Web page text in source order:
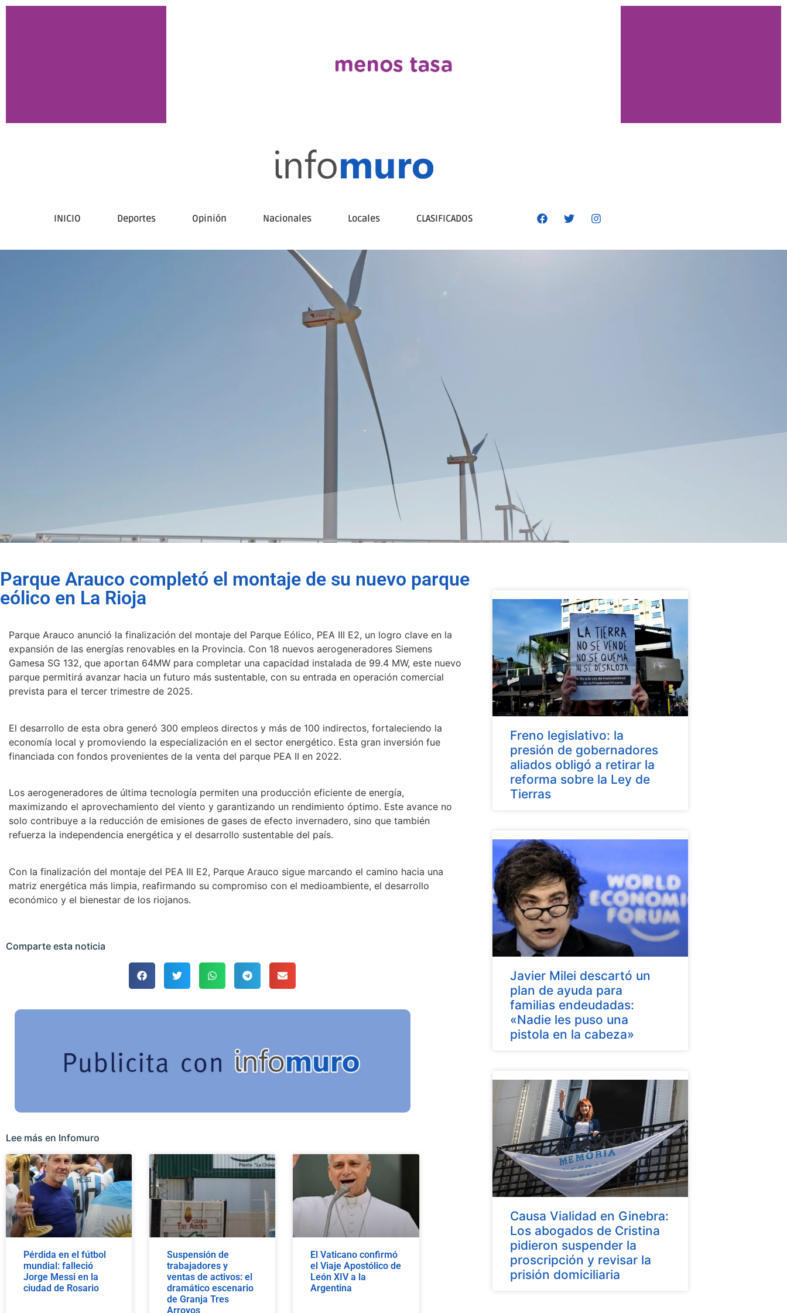
INICIO Deportes Opinión Nacionales Locales CLASIFICADOS
Parque Arauco completó el montaje de su nuevo parque
eólico en La Rioja
Parque Arauco anunció la finalización del montaje del Parque Eólico, PEA III E2, un logro clave en la
expansión de las energías renovables en la Provincia. Con 18 nuevos aerogeneradores Siemens
Gamesa SG 132, que aportan 64MW para completar una capacidad instalada de 99.4 MW, este nuevo
parque permitirá avanzar hacia un futuro más sustentable, con su entrada en operación comercial
prevista para el tercer trimestre de 2025.
El desarrollo de esta obra generó 300 empleos directos y más de 100 indirectos, fortaleciendo la
economía local y promoviendo la especialización en el sector energético. Esta gran inversión fue
financiada con fondos provenientes de la venta del parque PEA II en 2022.
Los aerogeneradores de última tecnología permiten una producción eficiente de energía,
maximizando el aprovechamiento del viento y garantizando un rendimiento óptimo. Este avance no
solo contribuye a la reducción de emisiones de gases de efecto invernadero, sino que también
refuerza la independencia energética y el desarrollo sustentable del país.
Con la finalización del montaje del PEA III E2, Parque Arauco sigue marcando el camino hacia una
matriz energética más limpia, reafirmando su compromiso con el medioambiente, el desarrollo
económico y el bienestar de los riojanos.
Comparte esta noticia
Lee más en Infomuro
Pérdida en el fútbol
mundial: falleció
Jorge Messi en la
ciudad de Rosario
Suspensión de
trabajadores y
ventas de activos: el
dramático escenario
de Granja Tres
Arroyos
El Vaticano confirmó
el Viaje Apostólico de
León XIV a la
Argentina
Freno legislativo: la
presión de gobernadores
aliados obligó a retirar la
reforma sobre la Ley de
Tierras
Javier Milei descartó un
plan de ayuda para
familias endeudadas:
«Nadie les puso una
pistola en la cabeza»
Causa Vialidad en Ginebra:
Los abogados de Cristina
pidieron suspender la
proscripción y revisar la
prisión domiciliaria